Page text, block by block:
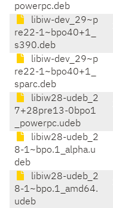
powerpc.deb
libiw-dev_29~p
re22-1~bpo40+1_
s390.deb
libiw-dev_29~p
re22-1~bpo40+1_
sparc.deb
libiw28-udeb_2
7+28pre13-0bpo1
_powerpc.udeb
libiw28-udeb_2
8-1~bpo.1_alpha.u
deb
libiw28-udeb_2
8-1~bpo.1_amd64.
udeb